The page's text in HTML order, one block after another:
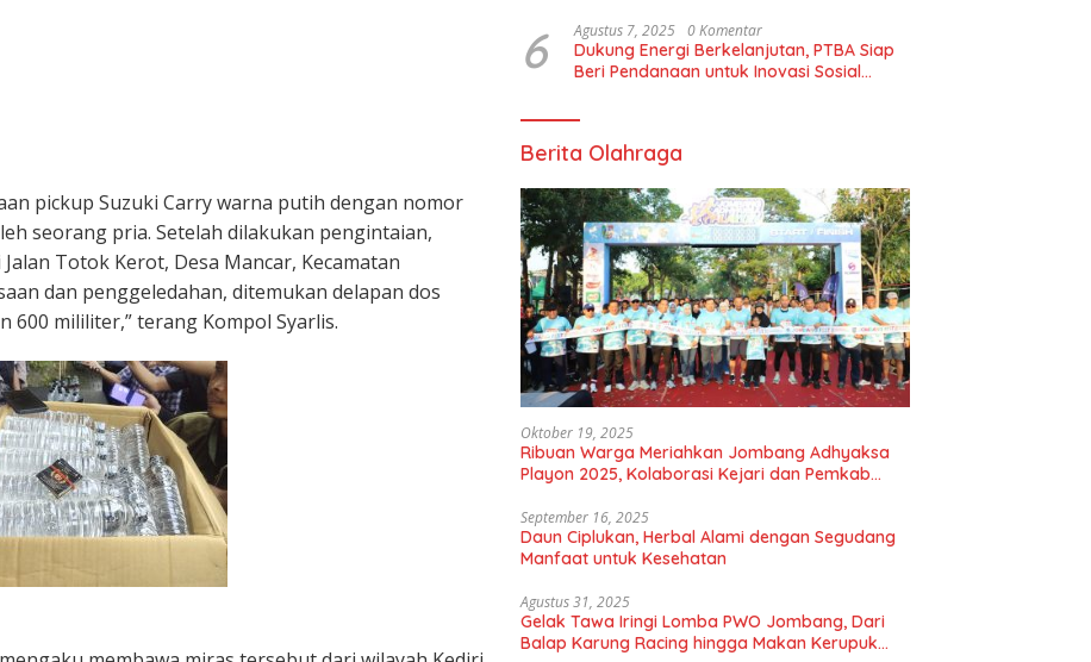
pickup Suzuki Carry warna putih dengan nomor
seorang pria. Setelah dilakukan pengintaian,
Totok Kerot, Desa Mancar, Kecamatan
dan penggeledahan, ditemukan delapan dos
mililiter,” terang Kompol Syarlis.
6 Agustus 7, 2025 0 Komentar
Dukung Energi Berkelanjutan, PTBA Siap
Beri Pendanaan untuk Inovasi Sosial
Berita Olahraga
Oktober 19, 2025
Ribuan Warga Meriahkan Jombang Adhyaksa
Playon 2025, Kolaborasi Kejari dan Pemkab
September 16, 2025
Daun Ciplukan, Herbal Alami dengan Segudang
Manfaat untuk Kesehatan
Agustus 31, 2025
Gelak Tawa Iringi Lomba PWO Jombang, Dari
Balap Karung Racing hingga Makan Kerupuk